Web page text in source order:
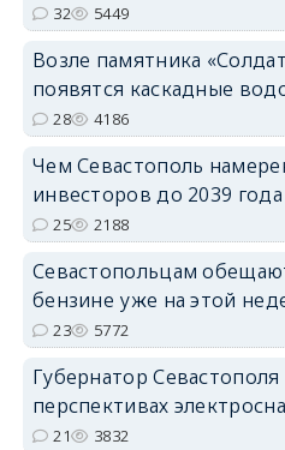
32 5449
Возле памятника
появятся каскадные
28 4186
Чем Севастополь
инвесторов до 2039 года
25 2188
Севастопольцам
бензине уже на этой
23 5772
Губернатор Севастополя
перспективах
21 3832